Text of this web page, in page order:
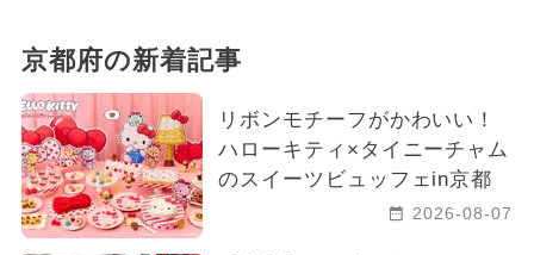
京都府の新着記事
リボンモチーフがかわいい！
ハローキティ×タイニーチャム
のスイーツビュッフェin京都
2026-08-07